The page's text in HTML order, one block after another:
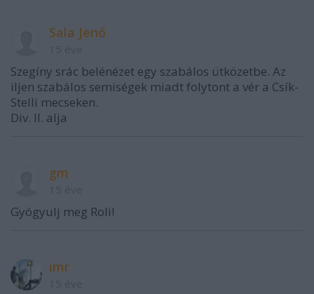
Sala Jenő
Szegíny srác belénézet egy szabálos ütközetbe. Az
iljen szabálos semiségek miadt folytont a vér a Csík-
Stelli mecseken.
Div. II. alja
gm
Gyógyulj meg Roli!
imr